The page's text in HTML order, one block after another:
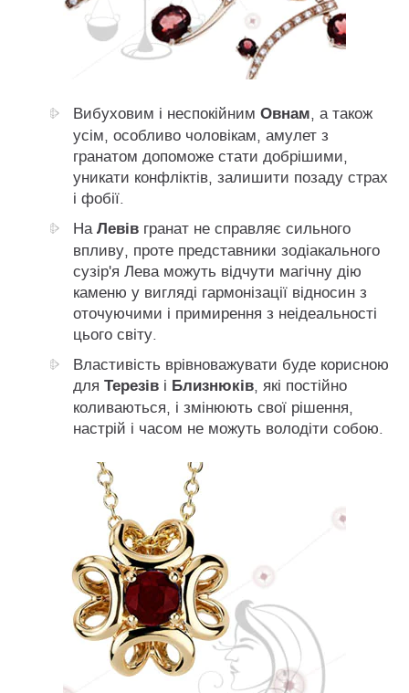
Вибуховим і неспокійним Овнам, а також
усім, особливо чоловікам, амулет з
гранатом допоможе стати добрішими,
уникати конфліктів, залишити позаду страх
і фобії.
НаЛевів гранат не справляє сильного
впливу, проте представники зодіакального
сузір'я Лева можуть відчути магічну дію
каменю у вигляді гармонізації відносин з
оточуючими і примирення з неідеальності
цього світу.
Властивість врівноважувати буде корисною
для Терезів і Близнюків, які постійно
коливаються, і змінюють свої рішення,
настрій і часом не можуть володіти собою.